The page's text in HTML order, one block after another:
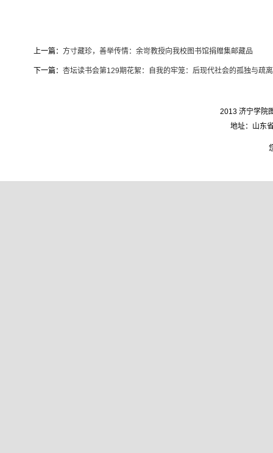
上一篇： 方寸藏珍，善举传情：余岢教授向我校图书馆捐赠集邮藏品
下一篇： 杏坛读书会第129期花絮：自我的牢笼：后现代社会的孤独与
2013 济宁学院
地址：山东